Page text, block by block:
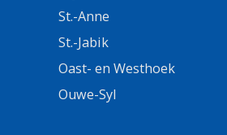
St.-Anne
St.-Jabik
Oast- en Westhoek
Ouwe-Syl